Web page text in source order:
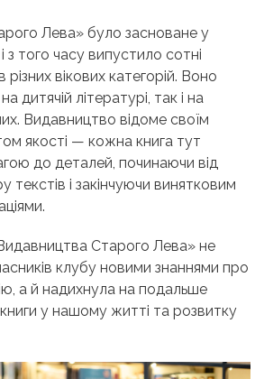
Лева» було засноване у
з того часу випустило сотні
вікових категорій. Воно
дитячій літературі, так і на
Видавництво відоме своїм
якості — кожна книга тут
до деталей, починаючи від
текстів і закінчуючи винятковим
Старого Лева» не
клубу новими знаннями про
а й надихнула на подальше
у нашому житті та розвитку